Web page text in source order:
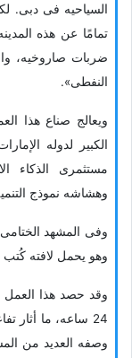
السیاحیه فی دبی.
تمامًا عن هذه
ضربات صاروخیه،
النفطی».
ویعالج صناع هذا
الکبیر لدوله
مستثمری الذکاء
وهشاشه نموذج
وفی المشهد
وهو یحمل لافته کُتب
24 ساعه، ما
وصفه العدید من